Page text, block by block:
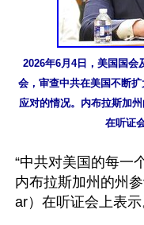
2026年6月4日，美国国会
会，审查中共在美国不断
应对的情况。内布拉斯加
在听证
“中共对美国的每一
内布拉斯加州的州
ar）在听证会上表示